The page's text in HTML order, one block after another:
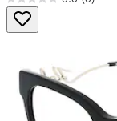
0.0
von
5